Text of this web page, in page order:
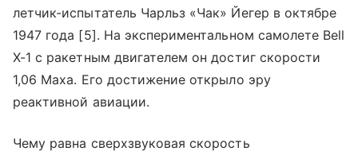
летчик-испытатель Чарльз «Чак» Йегер в октябре
1947 года [5]. На экспериментальном самолете Bell
X-1 с ракетным двигателем он достиг скорости
1,06 Маха. Его достижение открыло эру
реактивной авиации.
Чему равна сверхзвуковая скорость